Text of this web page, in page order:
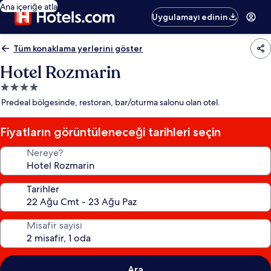
Ana içeriğe atla
Uygulamayı edinin
Tüm konaklama yerlerini göster
Hotel Rozmarin
4.0
yıldızlı
yeri
Predeal bölgesinde, restoran, bar/oturma salonu olan otel.
Fiyatların görüntüleneceği tarihleri seçin
Nereye?
Tarihler
Misafir sayısı